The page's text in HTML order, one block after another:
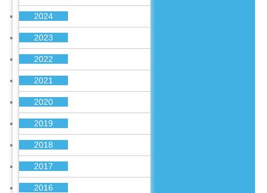
2024
2023
2022
2021
2020
2019
2018
2017
2016